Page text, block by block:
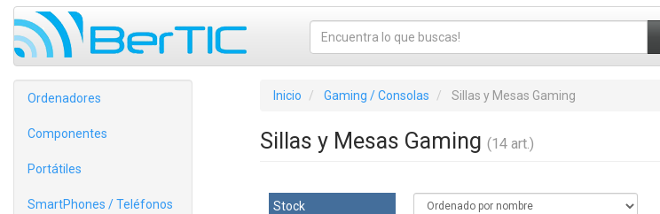
Ordenadores
Componentes
Portátiles
SmartPhones / Teléfonos
Inicio Gaming / Consolas Sillas y Mesas Gaming
Sillas y Mesas Gaming (14 art.)
Stock